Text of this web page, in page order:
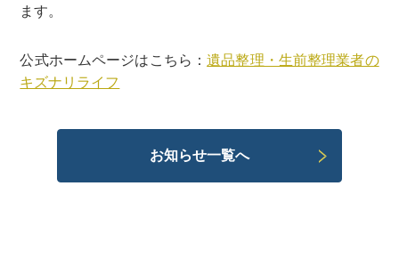
ます。
公式ホームページはこちら：遺品整理・生前整理業者の
キズナリライフ
お知らせ一覧へ